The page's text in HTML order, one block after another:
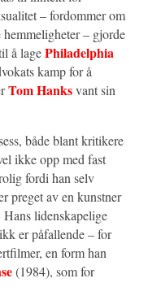
– fordommer om
– gjorde
å lagePhiladelphia
kamp for å
Tom Hanksvant sin
både blant kritikere
ikke opp med fast
fordi han selv
preget av en kunstner
lidenskapelige
er påfallende – for
en form han
(1984), som for